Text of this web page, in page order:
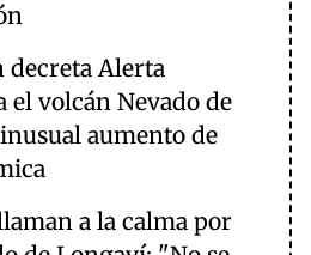
decreta Alerta
el volcán Nevado de
aumento de
a la calma por